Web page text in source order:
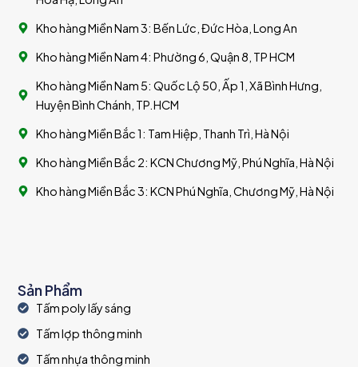
Sản Phẩm
Tấm poly lấy sáng
Tấm lợp thông minh
Tấm nhựa thông minh
Kho hàng Miền Nam 3: Bến Lức, Đức Hòa, Long An
Kho hàng Miền Nam 4: Phường 6, Quận 8, TP HCM
Kho hàng Miền Nam 5: Quốc Lộ 50, Ấp 1, Xã Bình Hưng,
Huyện Bình Chánh, TP.HCM
Kho hàng Miền Bắc 1: Tam Hiệp, Thanh Trì, Hà Nội
Kho hàng Miền Bắc 2: KCN Chương Mỹ, Phú Nghĩa, Hà Nội
Kho hàng Miền Bắc 3: KCN Phú Nghĩa, Chương Mỹ, Hà Nội